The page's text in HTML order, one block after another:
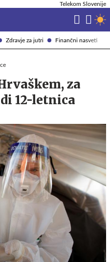
Zdravje za jutri Finančni nasveti
Telekom Slovenije
za
12-letnica